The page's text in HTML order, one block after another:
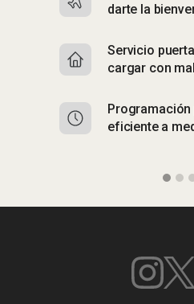
darte la
Servicio
cargar con
Programación
eficiente a